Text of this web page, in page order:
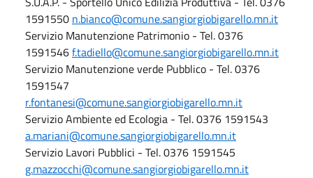
1591550 n.bianco@comune.sangiorgiobigarello.mn.it
Servizio Manutenzione Patrimonio - Tel. 0376
1591546f.tadiello@comune.sangiorgiobigarello.mn.it
Servizio Manutenzione verde Pubblico - Tel. 0376
1591547
r.fontanesi@comune.sangiorgiobigarello.mn.it
Servizio Ambiente ed Ecologia - Tel. 0376 1591543
a.mariani@comune.sangiorgiobigarello.mn.it
Servizio Lavori Pubblici - Tel. 0376 1591545
g.mazzocchi@comune.sangiorgiobigarello.mn.it